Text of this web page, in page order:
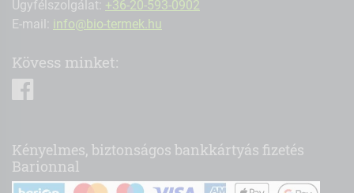
Ügyfélszolgálat: +36-20-593-0902
E-mail: info@bio-termek.hu
Kövess minket:
Kényelmes, biztonságos bankkártyás fizetés
Barionnal